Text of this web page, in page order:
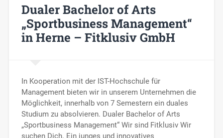
Dualer Bachelor of Arts
„Sportbusiness Management“
in Herne – Fitklusiv GmbH
In Kooperation mit der IST-Hochschule für
Management bieten wir in unserem Unternehmen die
Möglichkeit, innerhalb von 7 Semestern ein duales
Studium zu absolvieren. Dualer Bachelor of Arts
„Sportbusiness Management“ Wir sind Fitklusiv Wir
suchen Dich. Ein junges und innovatives